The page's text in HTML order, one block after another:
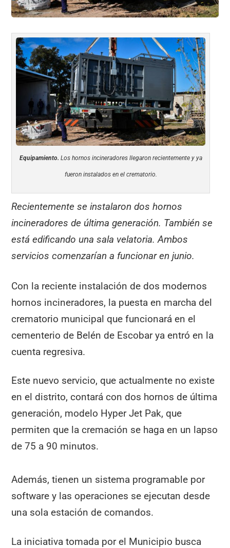
Equipamiento. Los hornos incineradores llegaron recientemente y ya
fueron instalados en el crematorio.
Recientemente se instalaron dos hornos
incineradores de última generación. También se
está edificando una sala velatoria. Ambos
servicios comenzarían a funcionar en junio.
Con la reciente instalación de dos modernos
hornos incineradores, la puesta en marcha del
crematorio municipal que funcionará en el
cementerio de Belén de Escobar ya entró en la
cuenta regresiva.
Este nuevo servicio, que actualmente no existe
en el distrito, contará con dos hornos de última
generación, modelo Hyper Jet Pak, que
permiten que la cremación se haga en un lapso
de 75 a 90 minutos.
Además, tienen un sistema programable por
software y las operaciones se ejecutan desde
una sola estación de comandos.
La iniciativa tomada por el Municipio busca